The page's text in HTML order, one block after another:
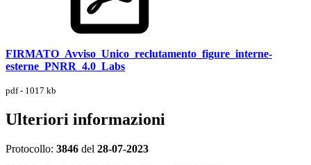
FIRMATO_Avviso_Unico_reclutamento_figure_interne-
esterne_PNRR_4.0_Labs
pdf - 1017 kb
Ulteriori informazioni
Protocollo: 3846 del 28-07-2023